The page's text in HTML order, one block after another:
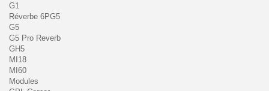
G1
Réverbe 6PG5
G5
G5 Pro Reverb
GH5
MI18
MI60
Modules